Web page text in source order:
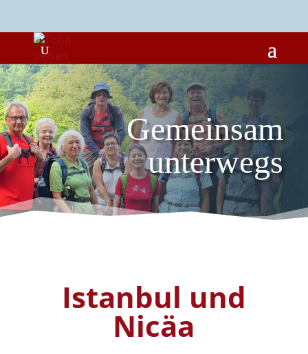
Gemeinsam
unterwegs
Istanbul und
Nicäa